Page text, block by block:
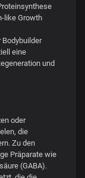
like Growth
eine
und
oder
die
Zu den
Präparate wie
(GABA).